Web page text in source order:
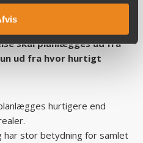
én fast standard for alle
skal planlægges ud fra
ud fra hvor hurtigt
hurtigere end
har stor betydning for samlet